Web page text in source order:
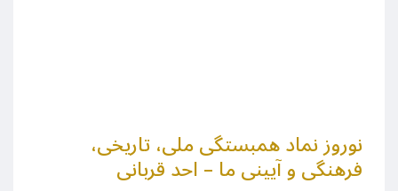
نوروز نماد همبستگی ملی، تاریخی،
فرهنگی و آیینی ما – احد قربانی